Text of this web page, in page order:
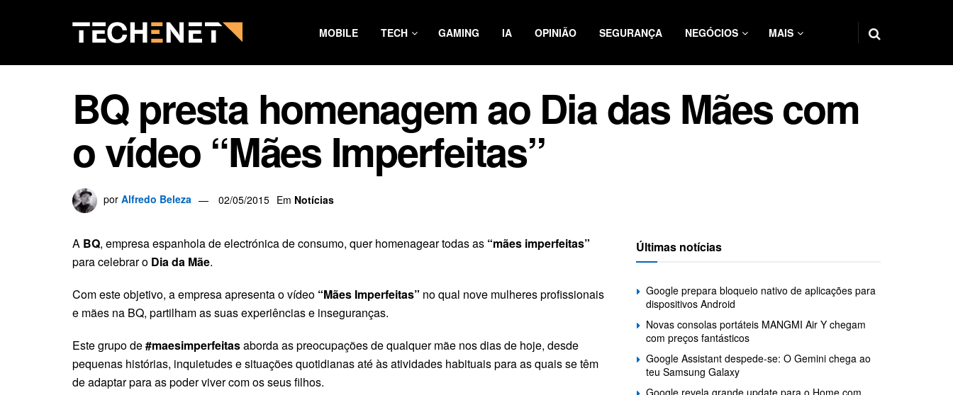
MOBILE TECH GAMING IA OPINIÃO SEGURANÇA NEGÓCIOS MAIS
BQ presta homenagem ao Dia das Mães com
o vídeo “Mães Imperfeitas”
por Alfredo Beleza 02/05/2015 Em Notícias
A BQ, empresa espanhola de electrónica de consumo, quer homenagear todas as “mães imperfeitas”
para celebrar o Dia da Mãe.
Com este objetivo, a empresa apresenta o vídeo “Mães Imperfeitas” no qual nove mulheres profissionais
e mães na BQ, partilham as suas experiências e inseguranças.
Este grupo de#maesimperfeitasaborda as preocupações de qualquer mãe nos dias de hoje, desde
pequenas histórias, inquietudes e situações quotidianas até às atividades habituais para as quais se têm
de adaptar para as poder viver com os seus filhos.
Últimas notícias
Google prepara bloqueio nativo de aplicações para
dispositivos Android
Novas consolas portáteis MANGMI Air Y chegam
com preços fantásticos
Google Assistant despede-se: O Gemini chega ao
teu Samsung Galaxy